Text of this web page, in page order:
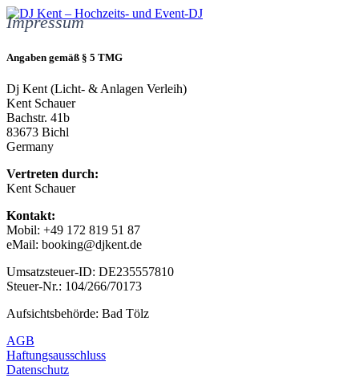
Impressum
Angaben gemäß § 5 TMG
Dj Kent (Licht- & Anlagen Verleih)
Kent Schauer
Bachstr. 41b
83673 Bichl
Germany
Vertreten durch:
Kent Schauer
Kontakt:
Mobil: +49 172 819 51 87
eMail: booking@djkent.de
Umsatzsteuer-ID: DE235557810
Steuer-Nr.: 104/266/70173
Aufsichtsbehörde: Bad Tölz
AGB
Haftungsausschluss
Datenschutz